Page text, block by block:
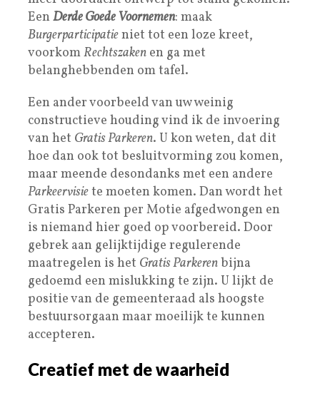
Een Derde Goede Voornemen: maak
Burgerparticipatieniet tot een loze kreet,
voorkomRechtszaken en ga met
belanghebbenden om tafel.
Een ander voorbeeld van uw weinig
constructieve houding vind ik de invoering
van het Gratis Parkeren. U kon weten, dat dit
hoe dan ook tot besluitvorming zou komen,
maar meende desondanks met een andere
Parkeervisiete moeten komen. Dan wordt het
Gratis Parkeren per Motie afgedwongen en
is niemand hier goed op voorbereid. Door
gebrek aan gelijktijdige regulerende
maatregelen is het Gratis Parkerenbijna
gedoemd een mislukking te zijn. U lijkt de
positie van de gemeenteraad als hoogste
bestuursorgaan maar moeilijk te kunnen
accepteren.
Creatief met de waarheid